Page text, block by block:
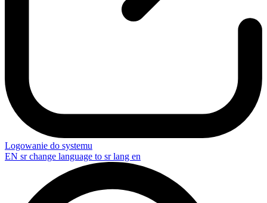
Logowanie do systemu
EN sr change language to sr lang en